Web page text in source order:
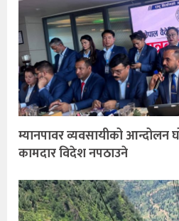
म्यानपावर व्यवसायीको आन्दोलन
कामदार विदेश नपठाउने